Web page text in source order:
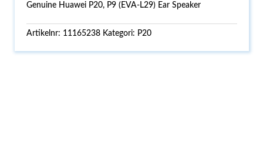
Genuine Huawei P20, P9 (EVA-L29) Ear Speaker
Artikelnr: 11165238 Kategori: P20